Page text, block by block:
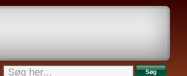
Søg